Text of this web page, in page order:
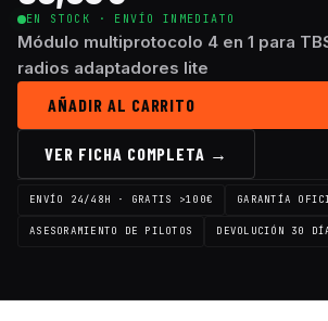
EN STOCK · ENVÍO INMEDIATO
Módulo multiprotocolo 4 en 1 para
radios adaptadores lite
AÑADIR AL CARRITO
VER FICHA COMPLETA →
ENVÍO 24/48H · GRATIS >100€ GARANTÍA
ASESORAMIENTO DE PILOTOS DEVOLUCIÓN 30